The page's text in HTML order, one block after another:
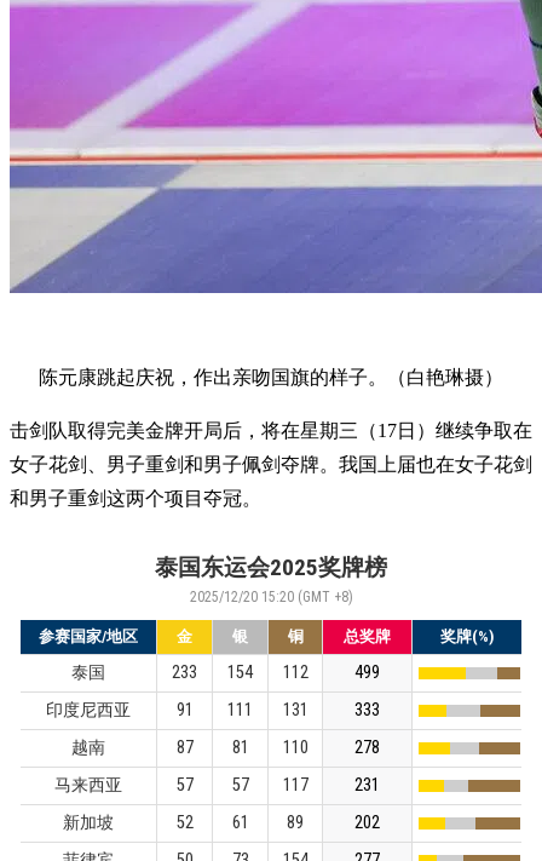
陈元康跳起庆祝，作出亲吻国旗的样子。（白艳琳摄）
击剑队取得完美金牌开局后，将在星期三（17日）继续争取在
女子花剑、男子重剑和男子佩剑夺牌。我国上届也在女子花剑
和男子重剑这两个项目夺冠。